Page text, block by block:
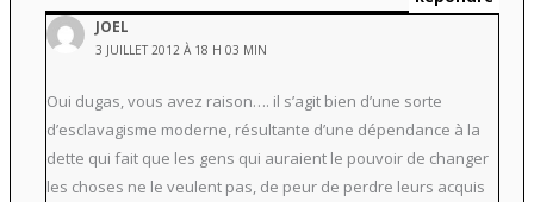
JOEL
3 JUILLET 2012 À 18 H 03 MIN
Oui dugas, vous avez raison…. il s’agit bien d’une sorte
d’esclavagisme moderne, résultante d’une dépendance à la
dette qui fait que les gens qui auraient le pouvoir de changer
les choses ne le veulent pas, de peur de perdre leurs acquis